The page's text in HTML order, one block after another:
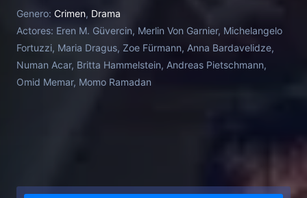
a sus cómplices y devuelva el dinero. Pero le han
robado su parte y Yusuf permanece en silencio.
¿Quién le ha delatado, y solo a él?
Genero: Crimen, Drama
Actores: Eren M. Güvercin, Merlin Von Garnier, Michelangelo
Fortuzzi, Maria Dragus, Zoe Fürmann, Anna Bardavelidze,
Numan Acar, Britta Hammelstein, Andreas Pietschmann,
Omid Memar, Momo Ramadan